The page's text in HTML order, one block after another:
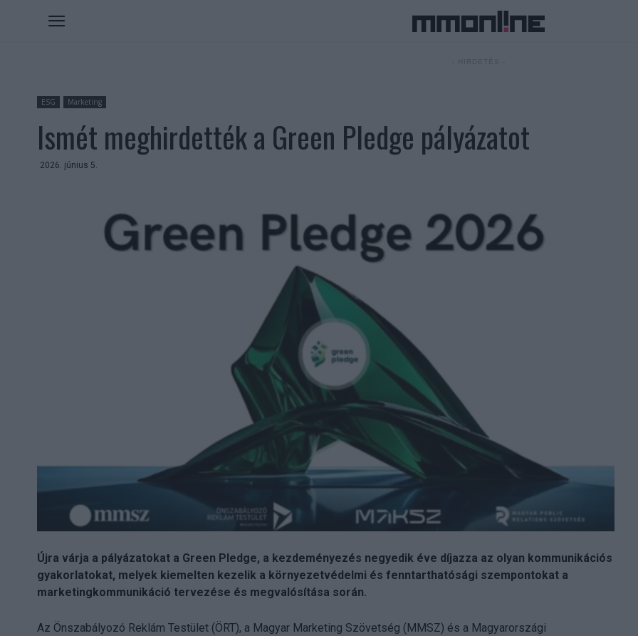
ESG Marketing
Ismét meghirdették a Green Pledge pályázatot
2026. június 5.
Újra várja a pályázatokat a Green Pledge, a kezdeményezés negyedik éve díjazza az olyan kommunikációs
gyakorlatokat, melyek kiemelten kezelik a környezetvédelmi és fenntarthatósági szempontokat a
marketingkommunikáció tervezése és megvalósítása során.
Az Önszabályozó Reklám Testület (ÖRT), a Magyar Marketing Szövetség (MMSZ) és a Magyarországi